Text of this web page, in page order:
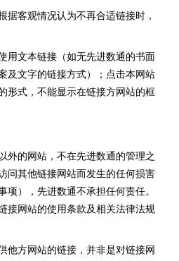
据客观情况认为不再合适链接时，
用文本链接（如无先进数通的书面
及文字的链接方式）；点击本网站
形式，不能显示在链接方网站的框
外的网站，不在先进数通的管理之
问其他链接网站而发生的任何损害
项），先进数通不承担任何责任。
接网站的使用条款及相关法律法规
他方网站的链接，并非是对链接网